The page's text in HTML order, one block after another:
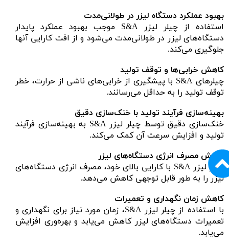
بهبود عملکرد دستگاه لیزر در طولانی‌مدت
استفاده از چیلر لیزر S&A موجب بهبود عملکرد پایدار
دستگاه‌های لیزر در طولانی‌مدت می‌شود و از افت کارایی آنها
جلوگیری می‌کند.
کاهش خرابی‌ها و توقف تولید
چیلرهای S&A با پیشگیری از خرابی‌های ناشی از حرارت، خطر
توقف تولید را به حداقل می‌رسانند.
بهینه‌سازی فرآیند تولید با خنک‌سازی دقیق
خنک‌سازی دقیق توسط چیلر لیزر S&A به بهینه‌سازی فرآیند
تولید و افزایش سرعت آن کمک می‌کند.
کاهش مصرف انرژی دستگاه‌های لیزر
چیلر لیزر S&A با کارایی بالای خود، مصرف انرژی دستگاه‌های
لیزر را به طور قابل توجهی کاهش می‌دهد.
کاهش زمان نگهداری و تعمیرات
با استفاده از چیلر لیزر S&A، زمان مورد نیاز برای نگهداری و
تعمیرات دستگاه‌های لیزر کاهش می‌یابد و بهره‌وری افزایش
می‌یابد.